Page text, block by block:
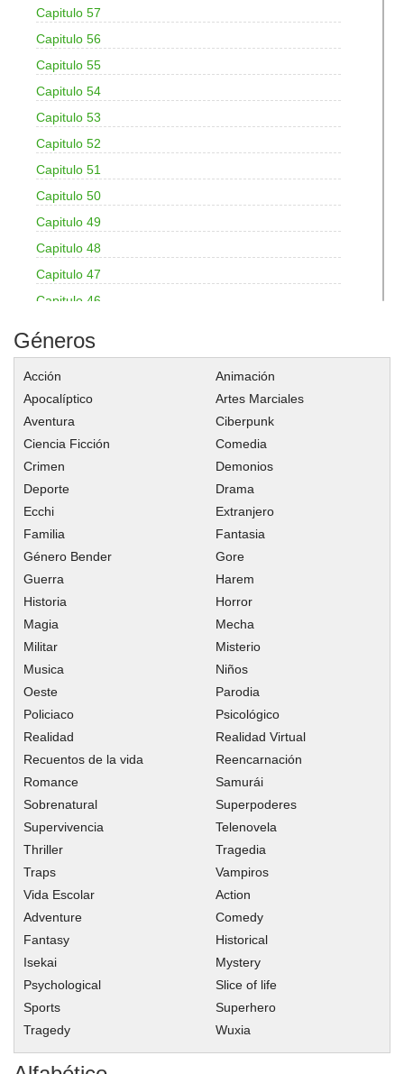
Capitulo 57
Capitulo 56
Capitulo 55
Capitulo 54
Capitulo 53
Capitulo 52
Capitulo 51
Capitulo 50
Capitulo 49
Capitulo 48
Capitulo 47
Capitulo 46
Capitulo 44
Capitulo 43
Capitulo 42
Capitulo 39
Capitulo 38
Capitulo 37
Capitulo 36
Capitulo 35
Capitulo 33
Capitulo 32
Capitulo 31
Capitulo 30
Capitulo 29
Capitulo 27
Capitulo 26
Capitulo 25
Capitulo 24
Capitulo 23
Capitulo 20
Capitulo 19
Capitulo 18
Géneros
Acción
Animación
Apocalíptico
Artes Marciales
Aventura
Ciberpunk
Ciencia Ficción
Comedia
Crimen
Demonios
Deporte
Drama
Ecchi
Extranjero
Familia
Fantasia
Género Bender
Gore
Guerra
Harem
Historia
Horror
Magia
Mecha
Militar
Misterio
Musica
Niños
Oeste
Parodia
Policiaco
Psicológico
Realidad
Realidad Virtual
Recuentos de la vida
Reencarnación
Romance
Samurái
Sobrenatural
Superpoderes
Supervivencia
Telenovela
Thriller
Tragedia
Traps
Vampiros
Vida Escolar
Action
Adventure
Comedy
Fantasy
Historical
Isekai
Mystery
Psychological
Slice of life
Sports
Superhero
Tragedy
Wuxia